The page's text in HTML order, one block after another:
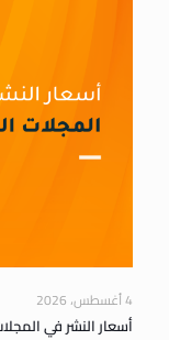
4 أغسطس، 2026
أسعار النشر في